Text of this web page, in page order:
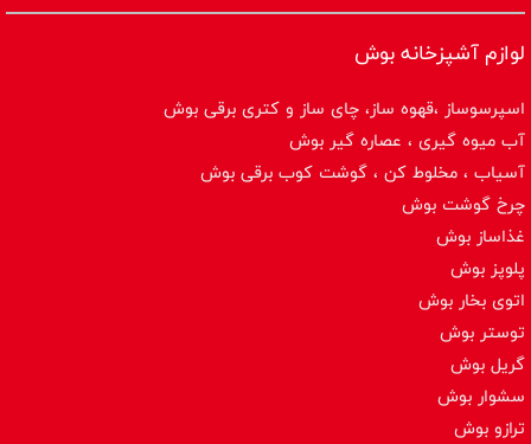
لوازم آشپزخانه بوش
اسپرسوساز ،قهوه ساز، چای ساز و کتری برقی بوش
آب میوه گیری ، عصاره گیر بوش
آسیاب ، مخلوط کن ، گوشت کوب برقی بوش
چرخ گوشت بوش
غذاساز بوش
پلوپز بوش
اتوی بخار بوش
توستر بوش
گریل بوش
سشوار بوش
ترازو بوش